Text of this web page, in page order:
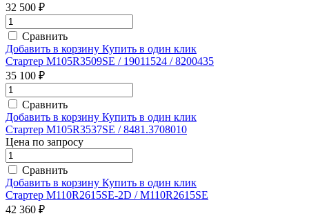
32 500 ₽
Сравнить
Добавить в корзину Купить в один клик
Стартер M105R3509SE / 19011524 / 8200435
35 100 ₽
Сравнить
Добавить в корзину Купить в один клик
Стартер M105R3537SE / 8481.3708010
Цена по запросу
Сравнить
Добавить в корзину Купить в один клик
Стартер M110R2615SE-2D / M110R2615SE
42 360 ₽